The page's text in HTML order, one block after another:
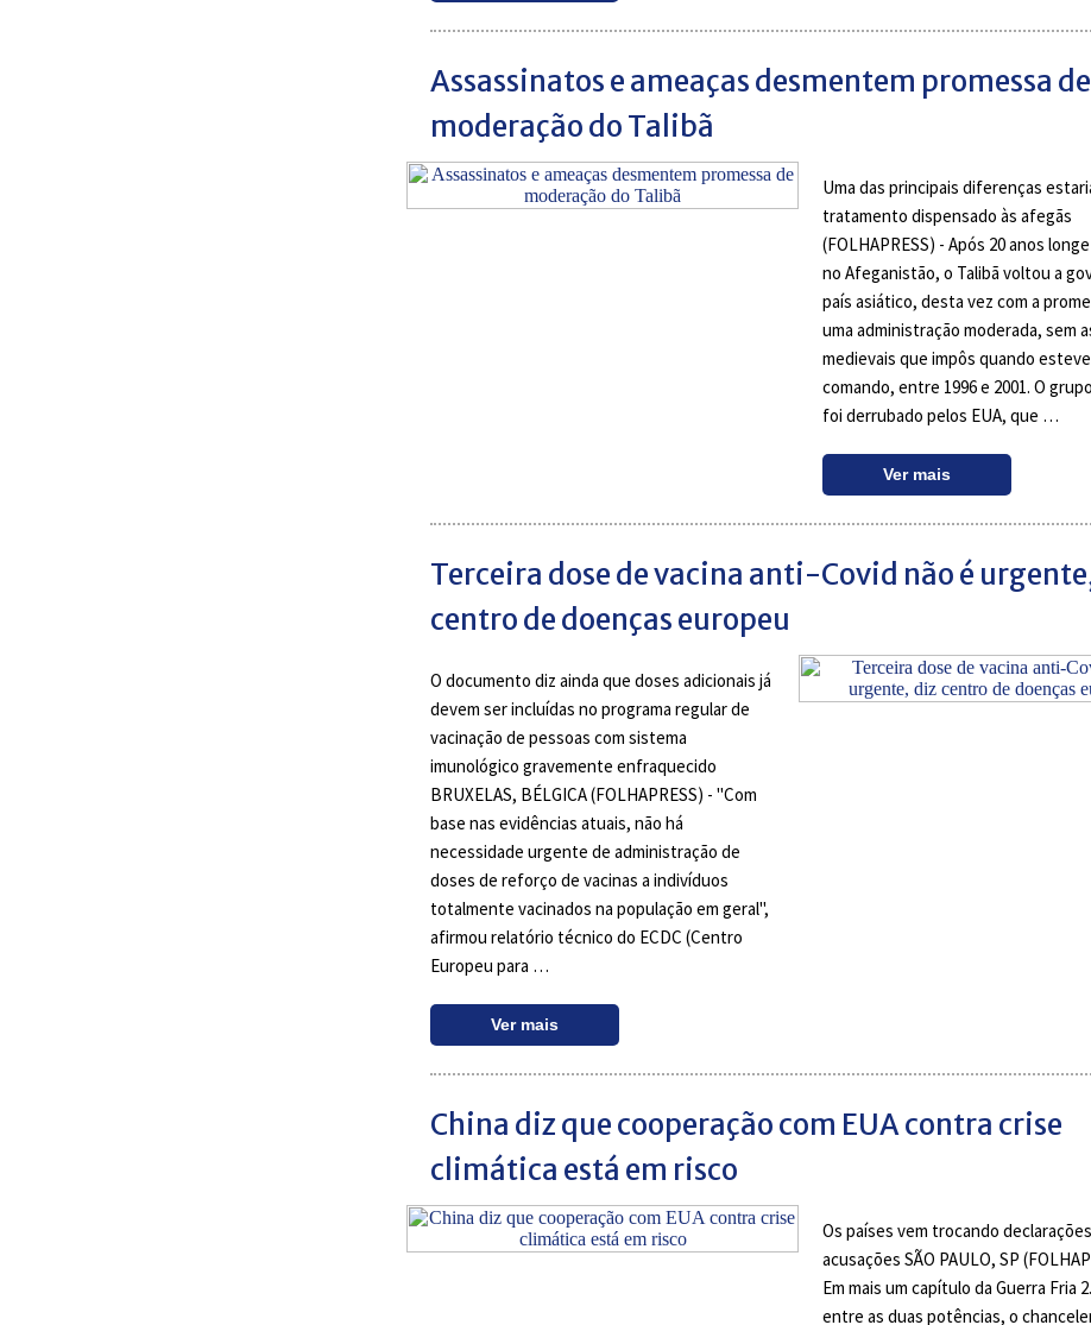
Assassinatos e ameaças desmentem promessa de
moderação do Talibã
Uma das principais diferenças
tratamento dispensado às afegãs
(FOLHAPRESS) - Após 20 anos
no Afeganistão, o Talibã voltou a
país asiático, desta vez com a
uma administração moderada, sem
medievais que impôs quando
comando, entre 1996 e 2001. O
foi derrubado pelos EUA, que …
Ver mais
Terceira dose de vacina anti-Covid não é
centro de doenças europeu
O documento diz ainda que doses adicionais já
devem ser incluídas no programa regular de
vacinação de pessoas com sistema
imunológico gravemente enfraquecido
BRUXELAS, BÉLGICA (FOLHAPRESS) - "Com
base nas evidências atuais, não há
necessidade urgente de administração de
doses de reforço de vacinas a indivíduos
totalmente vacinados na população em geral",
afirmou relatório técnico do ECDC (Centro
Europeu para …
Ver mais
China diz que cooperação com EUA contra crise
climática está em risco
Os países vem trocando
acusações SÃO PAULO, SP
Em mais um capítulo da Guerra Fria
entre as duas potências, o